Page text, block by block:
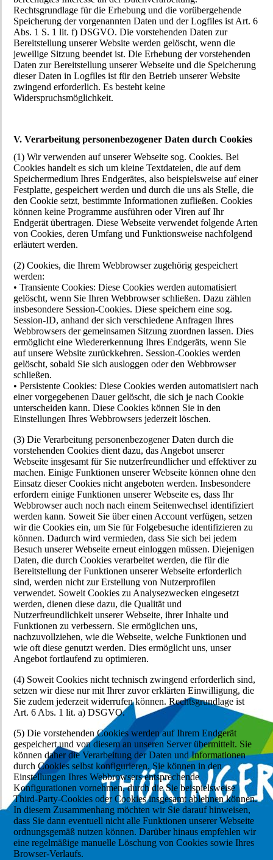
Rechtsgrundlage für die Erhebung und die vorübergehende
Speicherung der vorgenannten Daten und der Logfiles ist Art. 6
Abs. 1 S. 1 lit. f) DSGVO. Die vorstehenden Daten zur
Bereitstellung unserer Website werden gelöscht, wenn die
jeweilige Sitzung beendet ist. Die Erhebung der vorstehenden
Daten zur Bereitstellung unserer Webseite und die Speicherung
dieser Daten in Logfiles ist für den Betrieb unserer Website
zwingend erforderlich. Es besteht keine
Widerspruchsmöglichkeit.
V. Verarbeitung personenbezogener Daten durch Cookies
(1) Wir verwenden auf unserer Webseite sog. Cookies. Bei
Cookies handelt es sich um kleine Textdateien, die auf dem
Speichermedium Ihres Endgerätes, also beispielsweise auf einer
Festplatte, gespeichert werden und durch die uns als Stelle, die
den Cookie setzt, bestimmte Informationen zufließen. Cookies
können keine Programme ausführen oder Viren auf Ihr
Endgerät übertragen. Diese Webseite verwendet folgende Arten
von Cookies, deren Umfang und Funktionsweise nachfolgend
erläutert werden.
(2) Cookies, die Ihrem Webbrowser zugehörig gespeichert
werden:
• Transiente Cookies: Diese Cookies werden automatisiert
gelöscht, wenn Sie Ihren Webbrowser schließen. Dazu zählen
insbesondere Session-Cookies. Diese speichern eine sog.
Session-ID, anhand der sich verschiedene Anfragen Ihres
Webbrowsers der gemeinsamen Sitzung zuordnen lassen. Dies
ermöglicht eine Wiedererkennung Ihres Endgeräts, wenn Sie
auf unsere Website zurückkehren. Session-Cookies werden
gelöscht, sobald Sie sich ausloggen oder den Webbrowser
schließen.
• Persistente Cookies: Diese Cookies werden automatisiert nach
einer vorgegebenen Dauer gelöscht, die sich je nach Cookie
unterscheiden kann. Diese Cookies können Sie in den
Einstellungen Ihres Webbrowsers jederzeit löschen.
(3) Die Verarbeitung personenbezogener Daten durch die
vorstehenden Cookies dient dazu, das Angebot unserer
Webseite insgesamt für Sie nutzerfreundlicher und effektiver zu
machen. Einige Funktionen unserer Webseite können ohne den
Einsatz dieser Cookies nicht angeboten werden. Insbesondere
erfordern einige Funktionen unserer Webseite es, dass Ihr
Webbrowser auch noch nach einem Seitenwechsel identifiziert
werden kann. Soweit Sie über einen Account verfügen, setzen
wir die Cookies ein, um Sie für Folgebesuche identifizieren zu
können. Dadurch wird vermieden, dass Sie sich bei jedem
Besuch unserer Webseite erneut einloggen müssen. Diejenigen
Daten, die durch Cookies verarbeitet werden, die für die
Bereitstellung der Funktionen unserer Webseite erforderlich
sind, werden nicht zur Erstellung von Nutzerprofilen
verwendet. Soweit Cookies zu Analysezwecken eingesetzt
werden, dienen diese dazu, die Qualität und
Nutzerfreundlichkeit unserer Webseite, ihrer Inhalte und
Funktionen zu verbessern. Sie ermöglichen uns,
nachzuvollziehen, wie die Webseite, welche Funktionen und
wie oft diese genutzt werden. Dies ermöglicht uns, unser
Angebot fortlaufend zu optimieren.
(4) Soweit Cookies nicht technisch zwingend erforderlich sind,
setzen wir diese nur mit Ihrer zuvor erklärten Einwilligung, die
Sie zudem jederzeit widerrufen können. Rechtsgrundlage ist
Art. 6 Abs. 1 lit. a) DSGVO.
(5) Die vorstehenden Cookies werden auf Ihrem Endgerät
gespeichert und von diesem an unseren Server übermittelt. Sie
können daher die Verarbeitung der Daten und Informationen
durch Cookies selbst konfigurieren. Sie können in den
Einstellungen Ihres Webbrowsers entsprechende
Konfigurationen vornehmen, durch die Sie beispielsweise
Third-Party-Cookies oder Cookies insgesamt ablehnen können.
In diesem Zusammenhang möchten wir Sie darauf hinweisen,
dass Sie dann eventuell nicht alle Funktionen unserer Webseite
ordnungsgemäß nutzen können. Darüber hinaus empfehlen wir
eine regelmäßige manuelle Löschung von Cookies sowie Ihres
Browser-Verlaufs.